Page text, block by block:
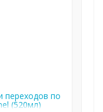
переходов по
(520мл)